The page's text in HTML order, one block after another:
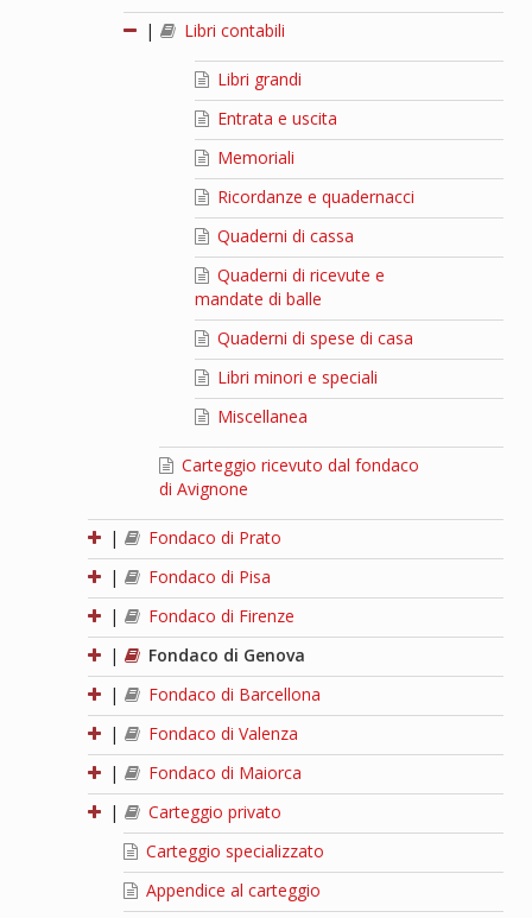
| Libri contabili
Libri grandi
Entrata e uscita
Memoriali
Ricordanze e quadernacci
Quaderni di cassa
Quaderni di ricevute e
mandate di balle
Quaderni di spese di casa
Libri minori e speciali
Miscellanea
Carteggio ricevuto dal fondaco
di Avignone
|
Fondaco di Prato
|
Fondaco di Pisa
|
Fondaco di Firenze
|
Fondaco di Genova
|
Fondaco di Barcellona
|
Fondaco di Valenza
|
Fondaco di Maiorca
|
Carteggio privato
Carteggio specializzato
Appendice al carteggio